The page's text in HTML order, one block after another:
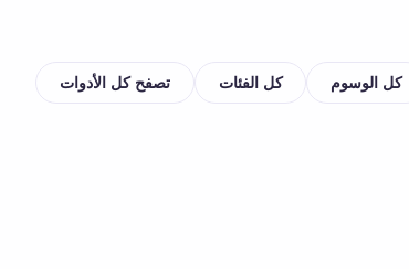
كل الوسوم كل الفئات تصفح كل الأدوات